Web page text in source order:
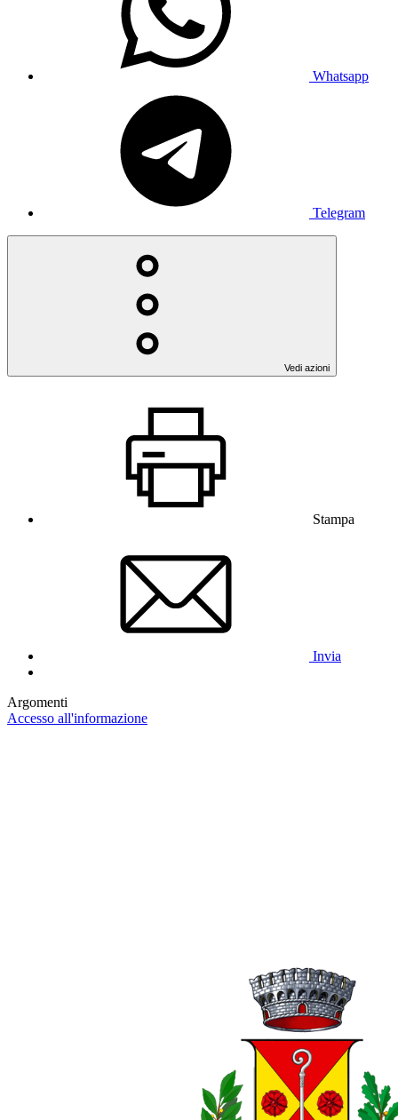
Whatsapp
Telegram
Vedi azioni
Stampa
Invia
Argomenti
Accesso all'informazione